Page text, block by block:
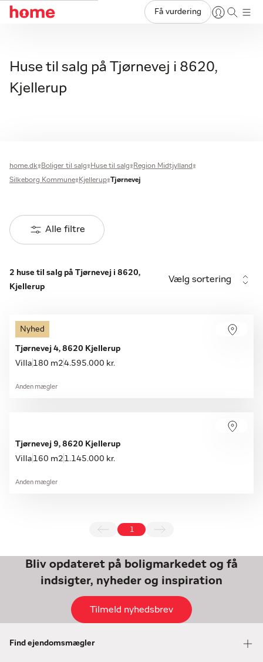
Få vurdering
Huse til salg på Tjørnevej i 8620,
Kjellerup
home.dk Boliger til salg Huse til salg
Region Midtjylland
Silkeborg Kommune
Kjellerup Tjørnevej
Alle filtre
2 huse til salg på Tjørnevej i 8620,
Kjellerup
Vælg sortering
Nyhed
Tjørnevej 4, 8620 Kjellerup
Villa 180 m24.595.000 kr.
Anden mægler
Tjørnevej 9, 8620 Kjellerup
Villa 160 m2 1.145.000 kr.
Anden mægler
Bliv opdateret på boligmarkedet og få
indsigter, nyheder og inspiration
Tilmeld nyhedsbrev
Find ejendomsmægler